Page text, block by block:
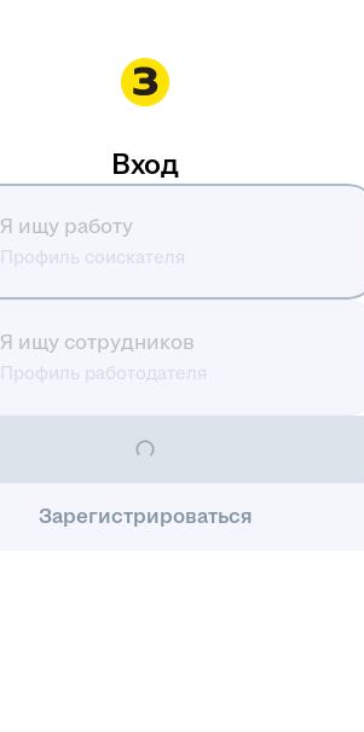
Вход
Я ищу работу
Профиль соискателя
Я ищу сотрудников
Профиль работодателя
Зарегистрироваться